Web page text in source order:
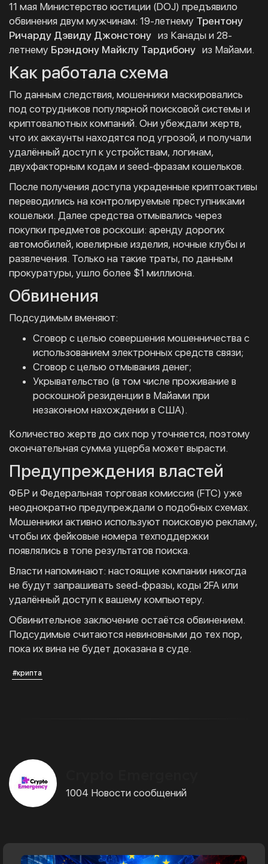
11 мая Министерство юстиции (DOJ) предъявило
обвинения двум мужчинам: 19-летнему Трентону
Ричарду Дэвиду Джонстону из Канады и 28-
летнему Брэндону Майклу Тардибону из Майами.
Как работала схема
По данным следствия, мошенники маскировались
под сотрудников популярной поисковой системы и
криптовалютных компаний. Они убеждали жертв,
что их аккаунты находятся под угрозой, и получали
удалённый доступ к устройствам, логинам,
двухфакторным кодам и seed-фразам кошельков.
После получения доступа украденные криптоактивы
переводились на контролируемые преступниками
кошельки. Далее средства отмывались через
покупки предметов роскоши: аренду дорогих
автомобилей, ювелирные изделия, ночные клубы и
развлечения. Только на такие траты, по данным
прокуратуры, ушло более $1 миллиона.
Обвинения
Подсудимым вменяют:
Сговор с целью совершения мошенничества с
использованием электронных средств связи;
Сговор с целью отмывания денег;
Укрывательство (в том числе проживание в
роскошной резиденции в Майами при
незаконном нахождении в США).
Количество жертв до сих пор уточняется, поэтому
окончательная сумма ущерба может вырасти.
Предупреждения властей
ФБР и Федеральная торговая комиссия (FTC) уже
неоднократно предупреждали о подобных схемах.
Мошенники активно используют поисковую рекламу,
чтобы их фейковые номера техподдержки
появлялись в топе результатов поиска.
Власти напоминают: настоящие компании никогда
не будут запрашивать seed-фразы, коды 2FA или
удалённый доступ к вашему компьютеру.
Обвинительное заключение остаётся обвинением.
Подсудимые считаются невиновными до тех пор,
пока их вина не будет доказана в суде.
#крипта
1004 Новости сообщений